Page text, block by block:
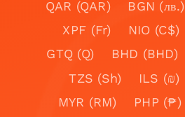
QAR (QAR)
BGN (лв.)
XPF (Fr)
NIO (C$)
GTQ (Q)
BHD (BHD)
TZS (Sh)
ILS (₪)
MYR (RM)
PHP (₱)